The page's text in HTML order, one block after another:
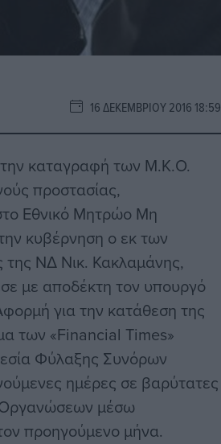
16 ΔΕΚΕΜΒΡΊΟΥ 2016 18:59
την καταγραφή των Μ.Κ.Ο.
προστασίας,
Εθνικό Μητρώο Μη
κυβέρνηση ο εκ των
της ΝΔ Νικ. Κακλαμάνης,
με αποδέκτη τον υπουργό
για την κατάθεση της
των «Financial Times»
Φύλαξης Συνόρων
ημέρες σε βαρύτατες
Οργανώσεων μέσω
προηγούμενο μήνα.